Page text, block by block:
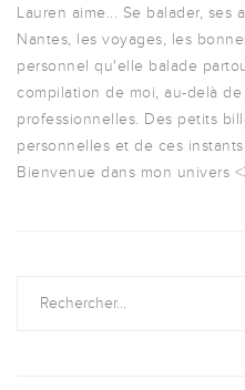
Lauren aime... Se balader, ses
Nantes, les voyages, les
personnel qu'elle balade
compilation de moi, au-delà
professionnelles. Des petits
personnelles et de ces
Bienvenue dans mon univers